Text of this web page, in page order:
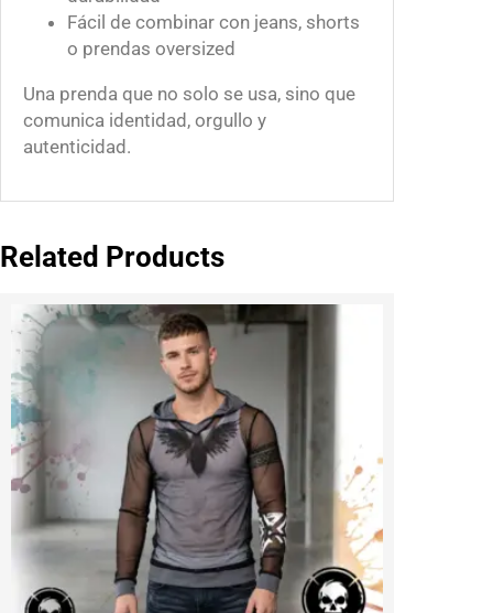
Fácil de combinar con jeans, shorts
o prendas oversized
Una prenda que no solo se usa, sino que
comunica identidad, orgullo y
autenticidad.
Related Products